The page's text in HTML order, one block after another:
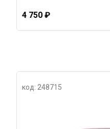
4 750 ₽
код: 248715